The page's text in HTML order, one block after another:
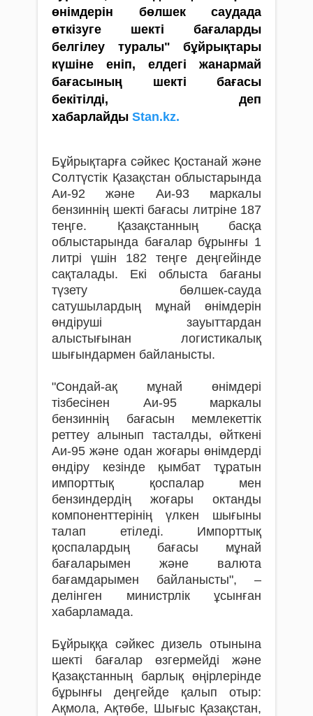
өнімдерін бөлшек саудада
өткізуге шекті бағаларды
белгілеу туралы" бұйрықтары
күшіне еніп, елдегі жанармай
бағасының шекті бағасы
бекітілді, деп
хабарлайды Stan.kz.
Бұйрықтарға сәйкес Қостанай және
Солтүстік Қазақстан облыстарында
Аи-92 және Аи-93 маркалы
бензиннің шекті бағасы литріне 187
теңге. Қазақстанның басқа
облыстарында бағалар бұрынғы 1
литрі үшін 182 теңге деңгейінде
сақталады. Екі облыста бағаны
түзету бөлшек-сауда
сатушылардың мұнай өнімдерін
өндіруші зауыттардан
алыстығынан логистикалық
шығындармен байланысты.
"Сондай-ақ мұнай өнімдері
тізбесінен Аи-95 маркалы
бензиннің бағасын мемлекеттік
реттеу алынып тасталды, өйткені
Аи-95 және одан жоғары өнімдерді
өндіру кезінде қымбат тұратын
импорттық қоспалар мен
бензиндердің жоғары октанды
компоненттерінің үлкен шығыны
талап етіледі. Импорттық
қоспалардың бағасы мұнай
бағаларымен және валюта
бағамдарымен байланысты", –
делінген министрлік ұсынған
хабарламада.
Бұйрыққа сәйкес дизель отынына
шекті бағалар өзгермейді және
Қазақстанның барлық өңірлерінде
бұрынғы деңгейде қалып отыр:
Ақмола, Ақтөбе, Шығыс Қазақстан,